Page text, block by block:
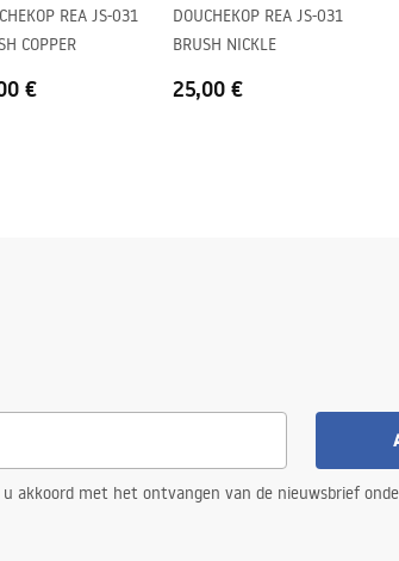
REA JS-031
COPPER
€
DOUCHEKOP REA JS-031
BRUSH NICKLE
25,00 €
akkoord met het ontvangen van de nieuwsbrief